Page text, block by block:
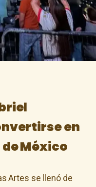
en
México
Artes se llenó de